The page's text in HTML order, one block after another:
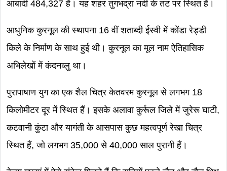
आबादी 484,327 हैं। यह शहर तुंगभद्रा नदी के तट पर स्थित है।
आधुनिक कुरनूल की स्थापना 16 वीं शताब्दी ईस्वी में कोंडा रेड्डी
किले के निर्माण के साथ हुई थी। कुरनूल का मूल नाम ऐतिहासिक
अभिलेखों में कंदनव्लु था।
पुरापाषाण युग का एक शैल चित्र केतवरम कुरनूल से लगभग 18
किलोमीटर दूर में स्थित हैं। इसके अलावा कुर्रूल जिले में जुरेरू घाटी,
कटवानी कुंटा और यागंती के आसपास कुछ महत्वपूर्ण रेखा चित्र
स्थित हैं, जो लगभग 35,000 से 40,000 साल पुरानी हैं।